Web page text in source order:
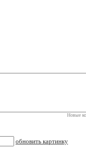
Новые
обновить картинку